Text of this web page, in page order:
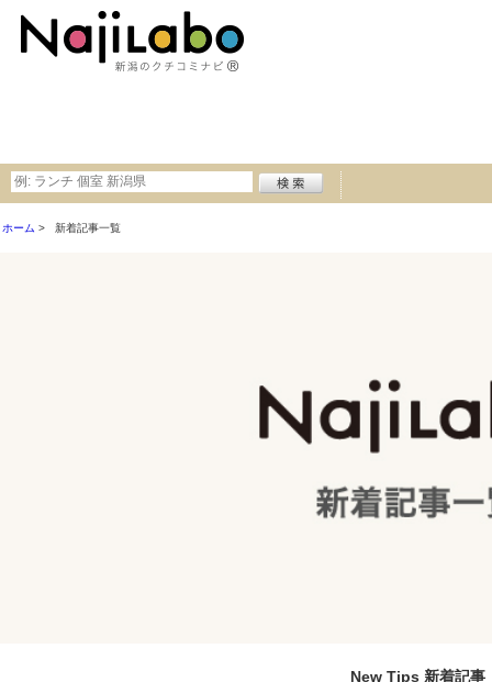
ホーム 新着記事一覧
New Tips 新着記事